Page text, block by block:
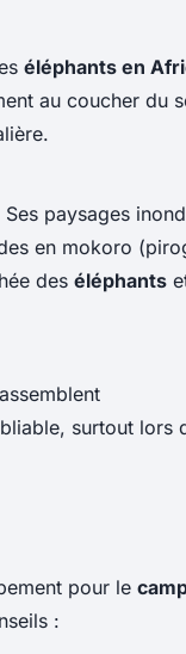
éléphants en
au coucher du
paysages
en mokoro
des éléphants
surtout lors
pour le
: